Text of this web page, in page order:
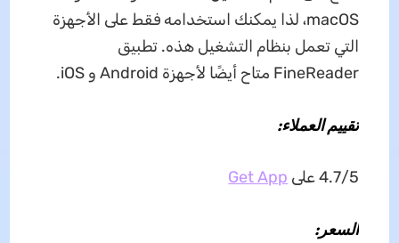
macOS، لذا يمكنك استخدامه فقط على الأجهزة
التي تعمل بنظام التشغيل هذه. تطبيق
FineReader متاح أيضًا لأجهزة Android و iOS.
تقييم العملاء:
4.7/5 على Get App
السعر: